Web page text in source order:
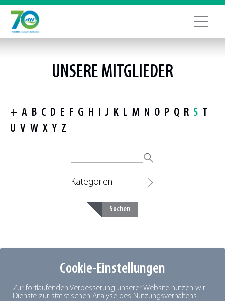
Cookie-Einstellungen
Zur fortlaufenden Verbesserung unserer Website nutzen wir
Dienste zur statistischen Analyse des Nutzungsverhaltens.
UNSERE MITGLIEDER
+ A B C D E F G H I J K L M N O P Q R S T
U V W X Y Z
Kategorien
SSI SCHÄFER GmbH & Co. KG